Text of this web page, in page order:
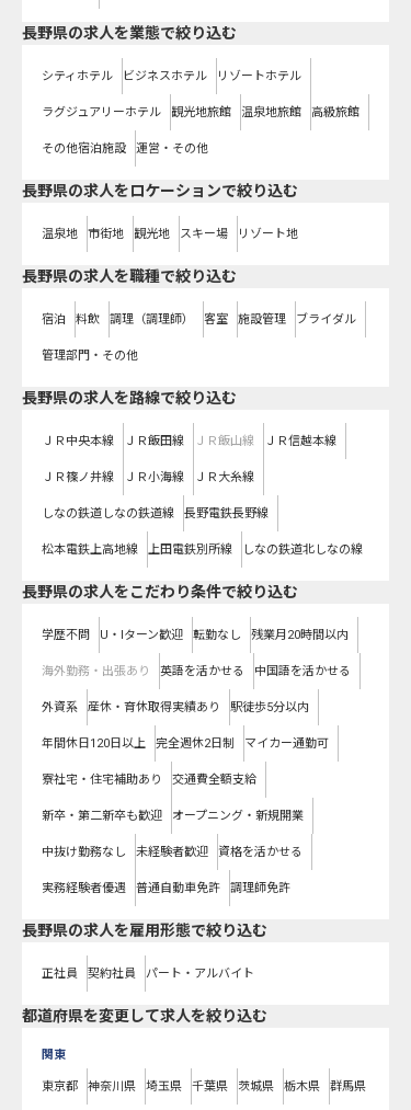
長野県の求人を業態で絞り込む
シティホテル ビジネスホテル リゾートホテル
ラグジュアリーホテル 観光地旅館 温泉地旅館 高級旅館
その他宿泊施設 運営・その他
長野県の求人をロケーションで絞り込む
温泉地 市街地 観光地 スキー場 リゾート地
長野県の求人を職種で絞り込む
宿泊 料飲 調理（調理師） 客室 施設管理 ブライダル
管理部門・その他
長野県の求人を路線で絞り込む
ＪＲ中央本線 ＪＲ飯田線 ＪＲ飯山線 ＪＲ信越本線
ＪＲ篠ノ井線 ＪＲ小海線 ＪＲ大糸線
しなの鉄道しなの鉄道線 長野電鉄長野線
松本電鉄上高地線 上田電鉄別所線 しなの鉄道北しなの線
長野県の求人をこだわり条件で絞り込む
学歴不問 U・Iターン歓迎 転勤なし 残業月20時間以内
海外勤務・出張あり 英語を活かせる 中国語を活かせる
外資系 産休・育休取得実績あり 駅徒歩5分以内
年間休日120日以上 完全週休2日制 マイカー通勤可
寮社宅・住宅補助あり 交通費全額支給
新卒・第二新卒も歓迎 オープニング・新規開業
中抜け勤務なし 未経験者歓迎 資格を活かせる
実務経験者優遇 普通自動車免許 調理師免許
長野県の求人を雇用形態で絞り込む
正社員 契約社員 パート・アルバイト
都道府県を変更して求人を絞り込む
関東
東京都 神奈川県 埼玉県 千葉県 茨城県 栃木県 群馬県